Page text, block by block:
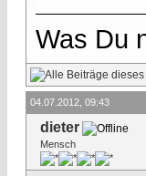
Was Du
04.07.2012, 09:43
dieter
Mensch